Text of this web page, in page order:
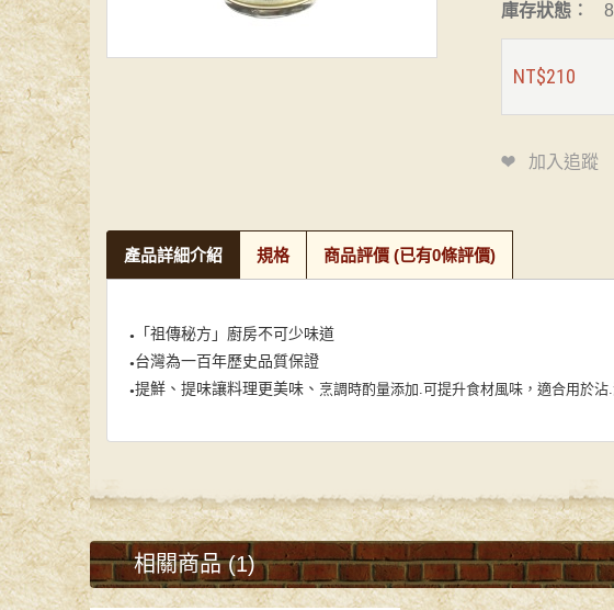
庫存狀態︰
NT$210
加入追蹤
產品詳細介紹 規格 商品評價 (已有0條評價)
● 「祖傳秘方」廚房不可少味道
● 台灣為一百年歷史品質保證
●提鮮、提味讓料理更美味 、 烹調時酌量添加.可提升食材風味，適合用於沾
相關商品 (1)